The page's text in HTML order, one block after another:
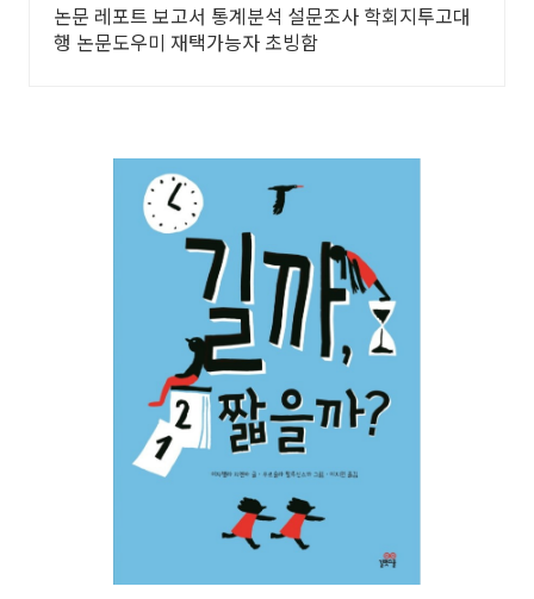
논문 레포트 보고서 통계분석 설문조사 학회지투고대
행 논문도우미 재택가능자 초빙함